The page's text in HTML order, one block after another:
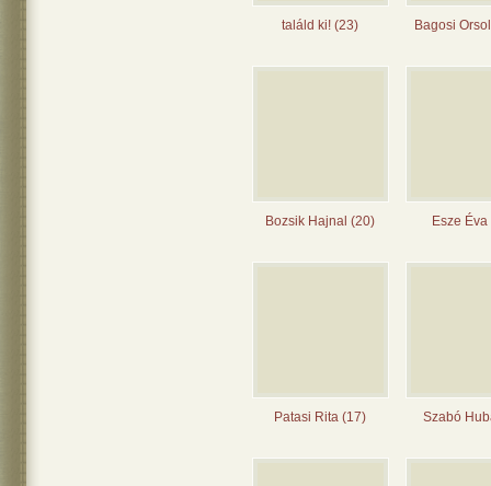
találd ki! (23) Bagosi
Bozsik Hajnal (20) Esze
Patasi Rita (17) Szabó